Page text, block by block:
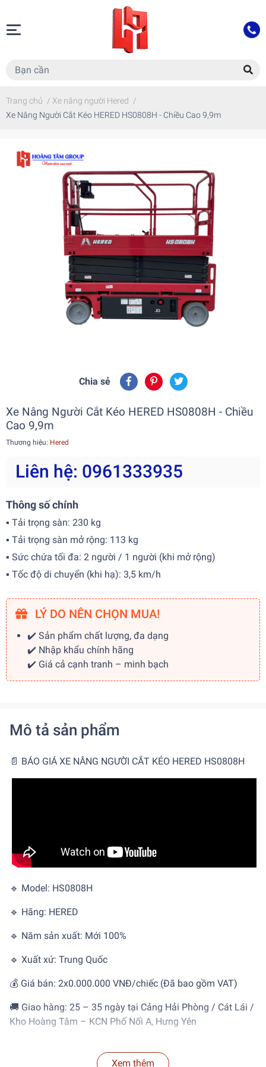
Trang chủ / Xe nâng người Hered /
Xe Nâng Người Cắt Kéo HERED HS0808H - Chiều Cao 9,9m
Chia sẻ
Xe Nâng Người Cắt Kéo HERED HS0808H - Chiều
Cao 9,9m
Thương hiệu: Hered
Liên hệ: 0961333935
Thông số chính
▪ Tải trọng sàn: 230 kg
▪ Tải trọng sàn mở rộng: 113 kg
▪ Sức chứa tối đa: 2 người / 1 người (khi mở rộng)
▪ Tốc độ di chuyển (khi hạ): 3,5 km/h
LÝ DO NÊN CHỌN MUA!
✔️ Sản phẩm chất lượng, đa dạng
✔️ Nhập khẩu chính hãng
✔️ Giá cả cạnh tranh – minh bạch
Mô tả sản phẩm
📄 BÁO GIÁ XE NÂNG NGƯỜI CẮT KÉO HERED HS0808H
🔹 Model: HS0808H
🔹 Hãng: HERED
🔹 Năm sản xuất: Mới 100%
🔹 Xuất xứ: Trung Quốc
💰 Giá bán: 2x0.000.000 VNĐ/chiếc (Đã bao gồm VAT)
🚚 Giao hàng: 25 – 35 ngày tại Cảng Hải Phòng / Cát Lái /
Kho Hoàng Tâm – KCN Phố Nối A, Hưng Yên
Xem thêm